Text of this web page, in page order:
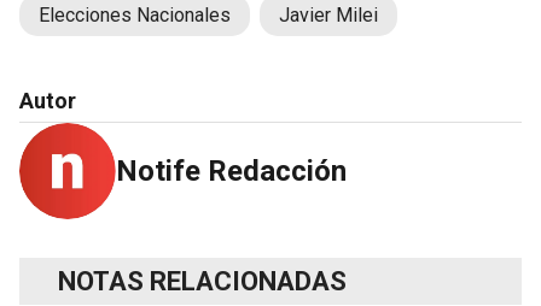
Elecciones Nacionales Javier Milei
Autor
Notife Redacción
NOTAS RELACIONADAS